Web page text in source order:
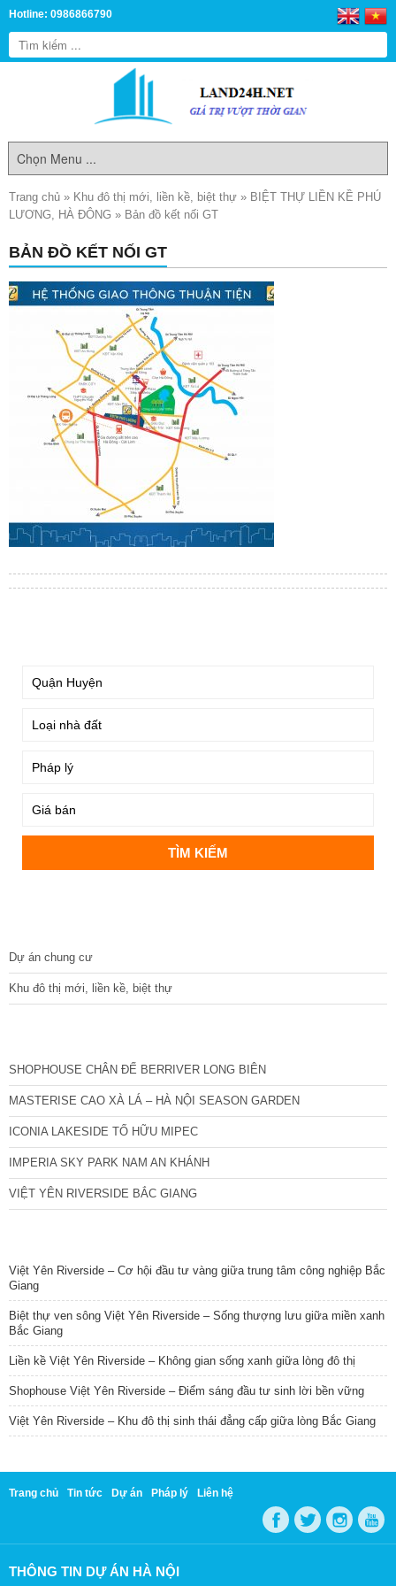
Hotline: 0986866790
Trang chủ » Khu đô thị mới, liền kề, biệt thự » BIỆT THỰ LIỀN KỀ PHÚ
LƯƠNG, HÀ ĐÔNG » Bản đồ kết nối GT
BẢN ĐỒ KẾT NỐI GT
Dự án chung cư
Khu đô thị mới, liền kề, biệt thự
SHOPHOUSE CHÂN ĐẾ BERRIVER LONG BIÊN
MASTERISE CAO XÀ LÁ – HÀ NỘI SEASON GARDEN
ICONIA LAKESIDE TỐ HỮU MIPEC
IMPERIA SKY PARK NAM AN KHÁNH
VIỆT YÊN RIVERSIDE BẮC GIANG
Việt Yên Riverside – Cơ hội đầu tư vàng giữa trung tâm công nghiệp Bắc
Giang
Biệt thự ven sông Việt Yên Riverside – Sống thượng lưu giữa miền xanh
Bắc Giang
Liền kề Việt Yên Riverside – Không gian sống xanh giữa lòng đô thị
Shophouse Việt Yên Riverside – Điểm sáng đầu tư sinh lời bền vững
Việt Yên Riverside – Khu đô thị sinh thái đẳng cấp giữa lòng Bắc Giang
Trang chủ Tin tức Dự án Pháp lý Liên hệ
THÔNG TIN DỰ ÁN HÀ NỘI